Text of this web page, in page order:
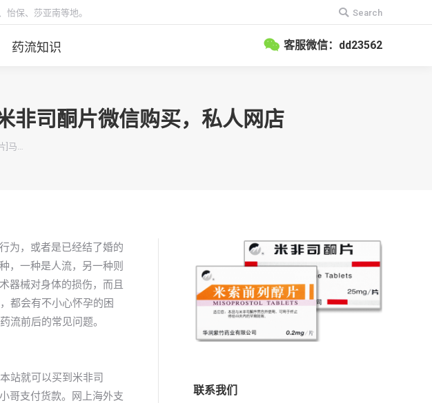
保、莎亚南等地。
搜
索：
Search
药流知识 客服微信：dd23562
非司酮片微信购买，私人网店
]马…
为，或者是已经结了婚的
，一种是人流，另一种则
器械对身体的损伤，而且
都会有不小心怀孕的困
流前后的常见问题。
站就可以买到米非司
哥支付货款。网上海外支
联系我们